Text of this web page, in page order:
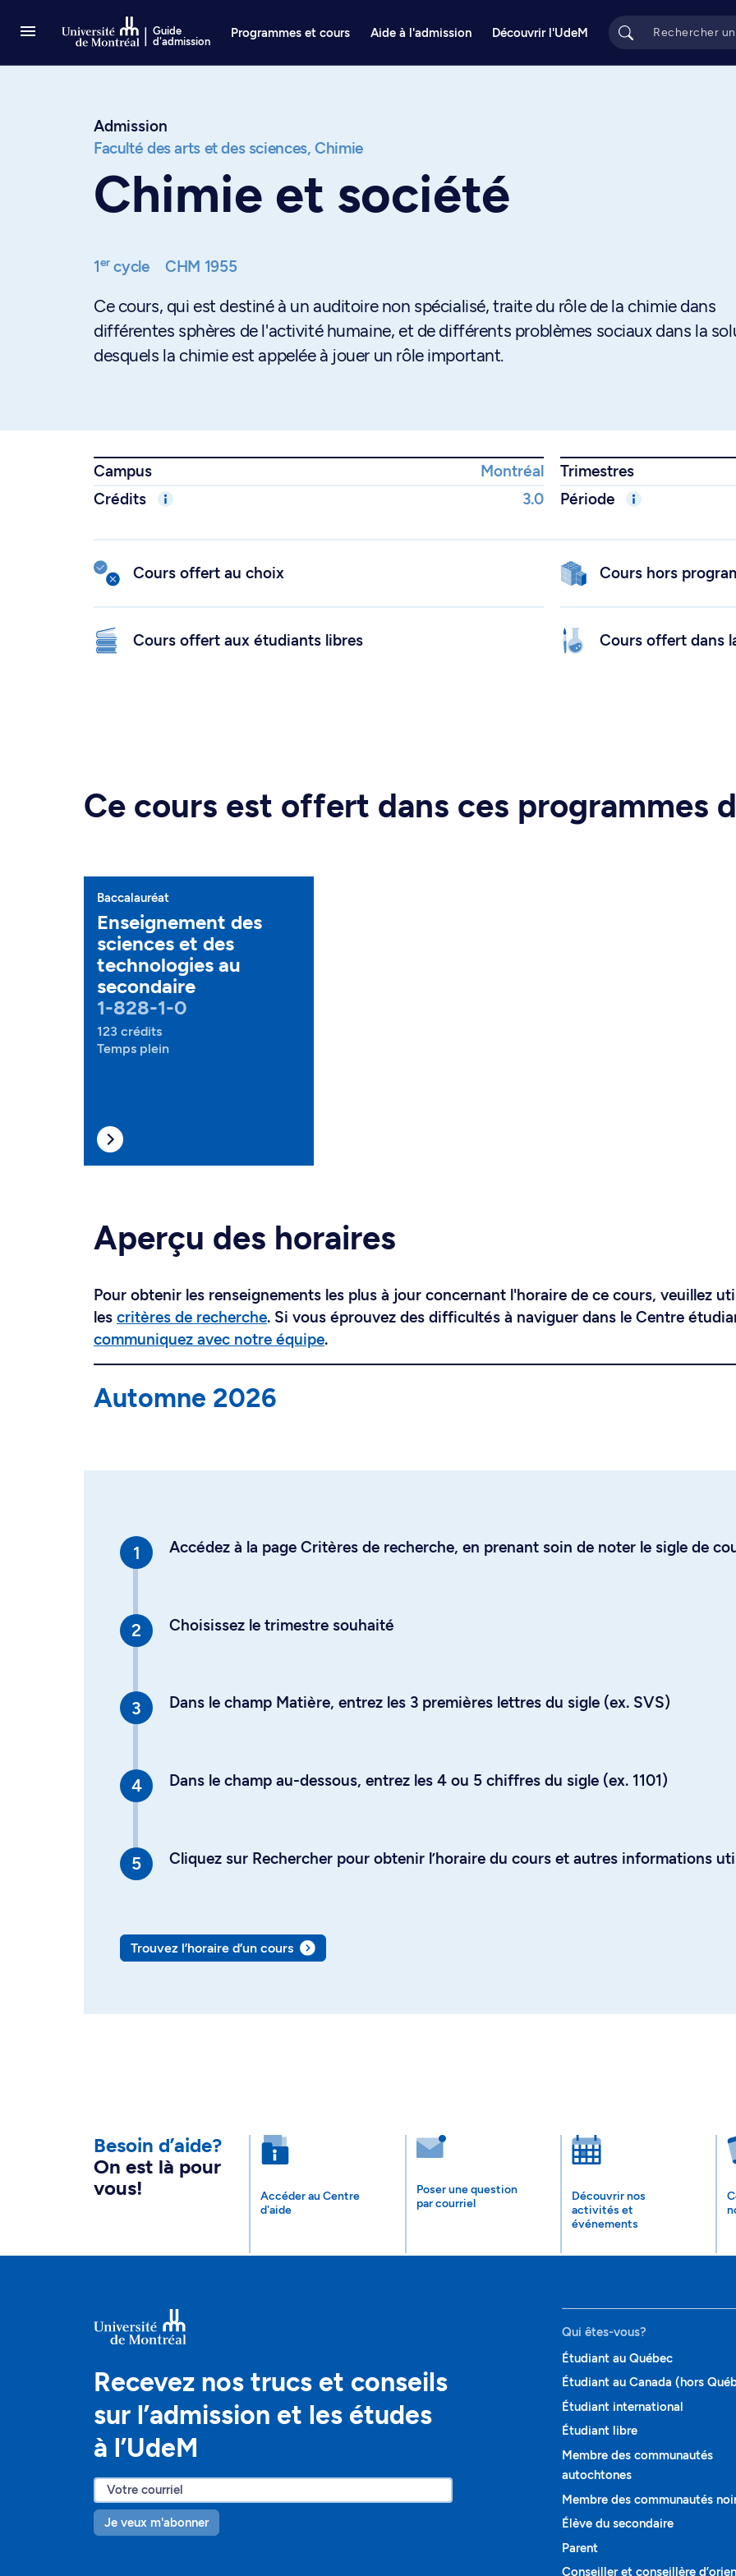
Guide
d'admission
Programmes et cours Aide à l'admission Découvrir l'UdeM
Admission
Faculté des arts et des sciences, Chimie
Chimie et société
1ercycle CHM 1955
Ce cours, qui est destiné à un auditoire non spécialisé, traite du rôle de la chimie dans
différentes sphères de l'activité humaine, et de différents problèmes sociaux dans la
desquels la chimie est appelée à jouer un rôle important.
Campus Montréal Trimestres
Crédits
3.0 Période
Cours offert au choix Cours hors
Cours offert aux étudiants libres Cours offert dans
Ce cours est offert dans ces programmes
Baccalauréat
Enseignement des
sciences et des
technologies au
secondaire
1-828-1-0
123 crédits
Temps plein
Aperçu des horaires
Pour obtenir les renseignements les plus à jour concernant l'horaire de ce cours, veuillez
les critères de recherche. Si vous éprouvez des difficultés à naviguer dans le Centre
communiquez avec notre équipe.
Automne 2026
Accédez à la page Critères de recherche, en prenant soin de noter le sigle de
Choisissez le trimestre souhaité
Dans le champ Matière, entrez les 3 premières lettres du sigle (ex. SVS)
Dans le champ au-dessous, entrez les 4 ou 5 chiffres du sigle (ex. 1101)
Cliquez sur Rechercher pour obtenir l’horaire du cours et autres informations
Trouvez l’horaire d’un cours
Besoin d’aide?
On est là pour
vous!
Accéder au Centre
d'aide
Poser une question
par courriel
Découvrir nos
activités et
événements
Recevez nos trucs et conseils
sur l’admission et les études
à l’UdeM
Je veux m'abonner
Qui êtes-vous?
Étudiant au Québec
Étudiant au Canada (hors
Étudiant international
Étudiant libre
Membre des communautés
autochtones
Membre des communautés
Élève du secondaire
Parent
Conseiller et conseillère